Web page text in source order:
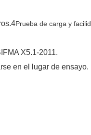
Prueba de carga y
X5.1-2011.
en el lugar de ensayo.